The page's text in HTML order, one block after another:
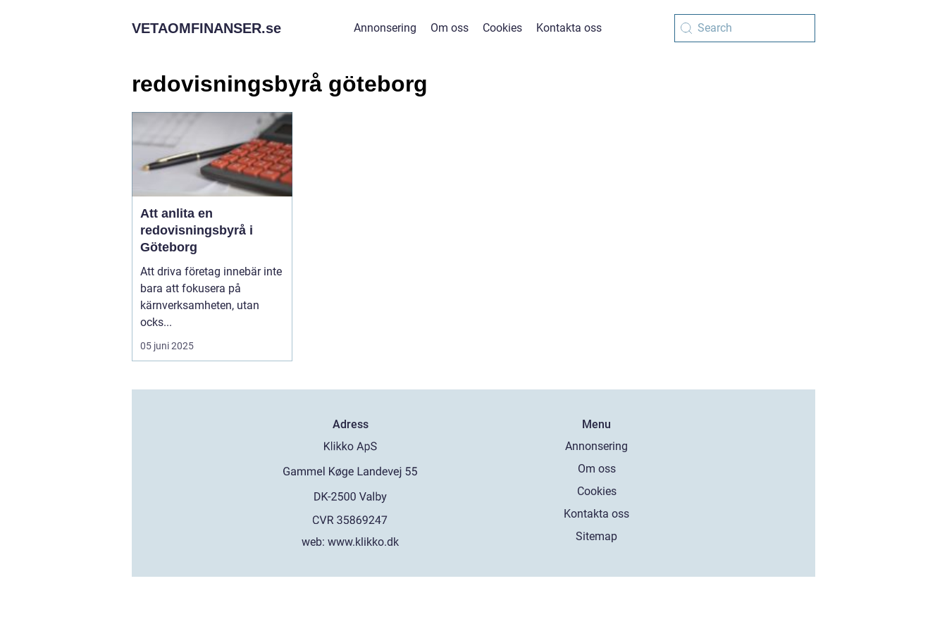
VETAOMFINANSER.se Annonsering Om oss Cookies Kontakta oss
redovisningsbyrå göteborg
Att anlita en
redovisningsbyrå i
Göteborg
Att driva företag innebär inte
bara att fokusera på
kärnverksamheten, utan
ocks...
05 juni 2025
Adress
web:www.klikko.dk
Menu
Annonsering
Om oss
Cookies
Kontakta oss
Sitemap